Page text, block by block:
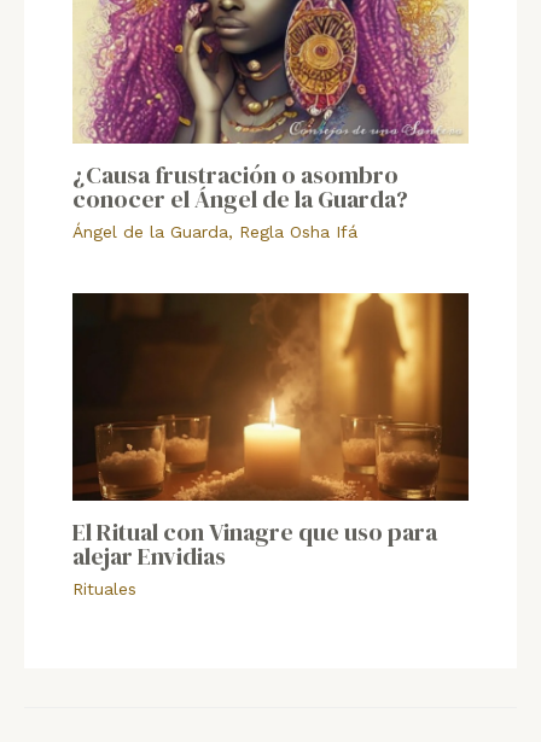
¿Causa frustración o asombro
conocer el Ángel de la Guarda?
Ángel de la Guarda, Regla Osha Ifá
El Ritual con Vinagre que uso para
alejar Envidias
Rituales